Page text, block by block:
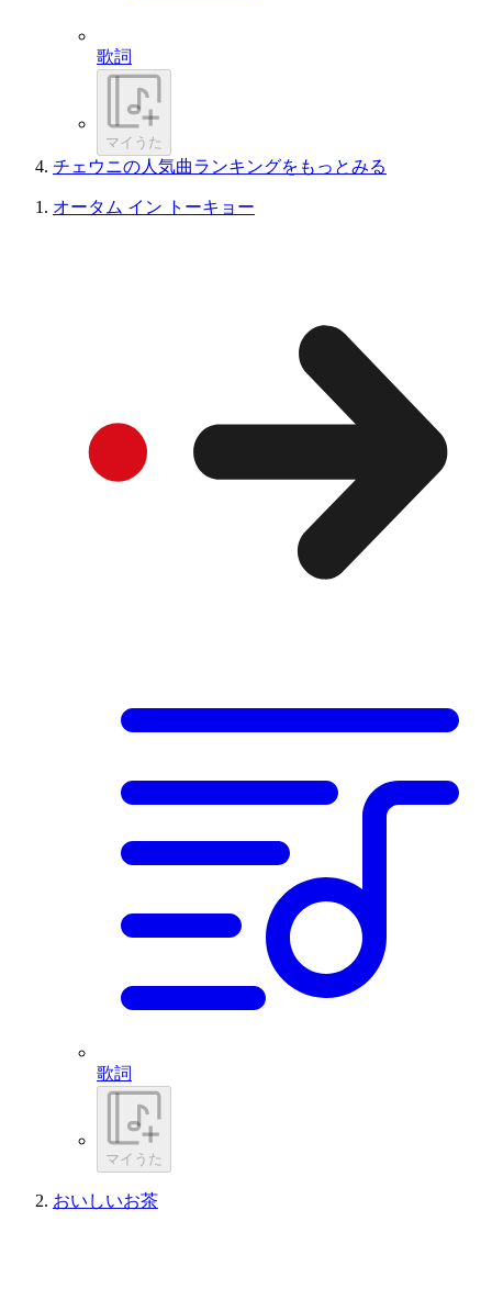
歌詞
マイうた
チェウニの人気曲ランキングをもっとみる
オータム イン トーキョー
歌詞
マイうた
おいしいお茶